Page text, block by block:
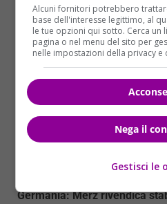
ARTICOLI RECENTI
Myanmar: nove attivisti
carcere per proteste contro
Trump Media sotto inchiesta:
vendita accelerata della
Germania: Merz rivendica
Alcuni fornitori potrebbero
base dell'interesse legittimo, al
le tue opzioni qui sotto. Cerca un
pagina o nel menu del sito per
nelle impostazioni della privacy e
Nega il
Gestisci le